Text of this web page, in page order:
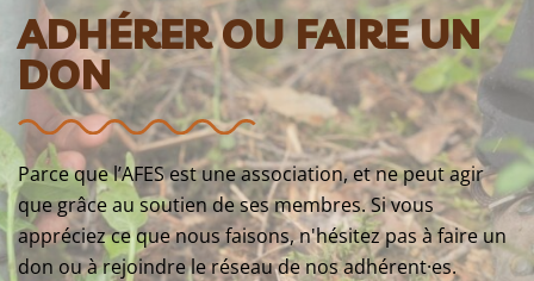
ADHÉRER OU FAIRE UN
DON
Parce que l’AFES est une association, et ne peut agir
que grâce au soutien de ses membres. Si vous
appréciez ce que nous faisons, n'hésitez pas à faire un
don ou à rejoindre le réseau de nos adhérent·es.